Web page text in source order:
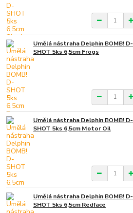
Umělá nástraha Delphin BOMB! D-
SHOT 5ks 6,5cm Frogs
Umělá nástraha Delphin BOMB! D-
SHOT 5ks 6,5cm Motor Oil
Umělá nástraha Delphin BOMB! D-
SHOT 5ks 6,5cm Redface